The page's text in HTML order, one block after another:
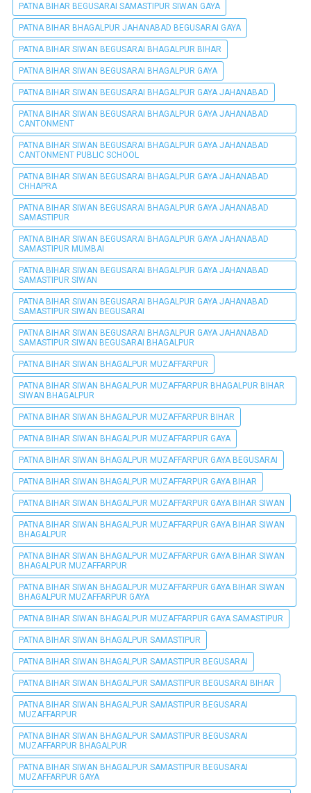
PATNA BIHAR BEGUSARAI SAMASTIPUR SIWAN GAYA
PATNA BIHAR BHAGALPUR JAHANABAD BEGUSARAI GAYA
PATNA BIHAR SIWAN BEGUSARAI BHAGALPUR BIHAR
PATNA BIHAR SIWAN BEGUSARAI BHAGALPUR GAYA
PATNA BIHAR SIWAN BEGUSARAI BHAGALPUR GAYA JAHANABAD
PATNA BIHAR SIWAN BEGUSARAI BHAGALPUR GAYA JAHANABAD
CANTONMENT
PATNA BIHAR SIWAN BEGUSARAI BHAGALPUR GAYA JAHANABAD
CANTONMENT PUBLIC SCHOOL
PATNA BIHAR SIWAN BEGUSARAI BHAGALPUR GAYA JAHANABAD
CHHAPRA
PATNA BIHAR SIWAN BEGUSARAI BHAGALPUR GAYA JAHANABAD
SAMASTIPUR
PATNA BIHAR SIWAN BEGUSARAI BHAGALPUR GAYA JAHANABAD
SAMASTIPUR MUMBAI
PATNA BIHAR SIWAN BEGUSARAI BHAGALPUR GAYA JAHANABAD
SAMASTIPUR SIWAN
PATNA BIHAR SIWAN BEGUSARAI BHAGALPUR GAYA JAHANABAD
SAMASTIPUR SIWAN BEGUSARAI
PATNA BIHAR SIWAN BEGUSARAI BHAGALPUR GAYA JAHANABAD
SAMASTIPUR SIWAN BEGUSARAI BHAGALPUR
PATNA BIHAR SIWAN BHAGALPUR MUZAFFARPUR
PATNA BIHAR SIWAN BHAGALPUR MUZAFFARPUR BHAGALPUR BIHAR
SIWAN BHAGALPUR
PATNA BIHAR SIWAN BHAGALPUR MUZAFFARPUR BIHAR
PATNA BIHAR SIWAN BHAGALPUR MUZAFFARPUR GAYA
PATNA BIHAR SIWAN BHAGALPUR MUZAFFARPUR GAYA BEGUSARAI
PATNA BIHAR SIWAN BHAGALPUR MUZAFFARPUR GAYA BIHAR
PATNA BIHAR SIWAN BHAGALPUR MUZAFFARPUR GAYA BIHAR SIWAN
PATNA BIHAR SIWAN BHAGALPUR MUZAFFARPUR GAYA BIHAR SIWAN
BHAGALPUR
PATNA BIHAR SIWAN BHAGALPUR MUZAFFARPUR GAYA BIHAR SIWAN
BHAGALPUR MUZAFFARPUR
PATNA BIHAR SIWAN BHAGALPUR MUZAFFARPUR GAYA BIHAR SIWAN
BHAGALPUR MUZAFFARPUR GAYA
PATNA BIHAR SIWAN BHAGALPUR MUZAFFARPUR GAYA SAMASTIPUR
PATNA BIHAR SIWAN BHAGALPUR SAMASTIPUR
PATNA BIHAR SIWAN BHAGALPUR SAMASTIPUR BEGUSARAI
PATNA BIHAR SIWAN BHAGALPUR SAMASTIPUR BEGUSARAI BIHAR
PATNA BIHAR SIWAN BHAGALPUR SAMASTIPUR BEGUSARAI
MUZAFFARPUR
PATNA BIHAR SIWAN BHAGALPUR SAMASTIPUR BEGUSARAI
MUZAFFARPUR BHAGALPUR
PATNA BIHAR SIWAN BHAGALPUR SAMASTIPUR BEGUSARAI
MUZAFFARPUR GAYA